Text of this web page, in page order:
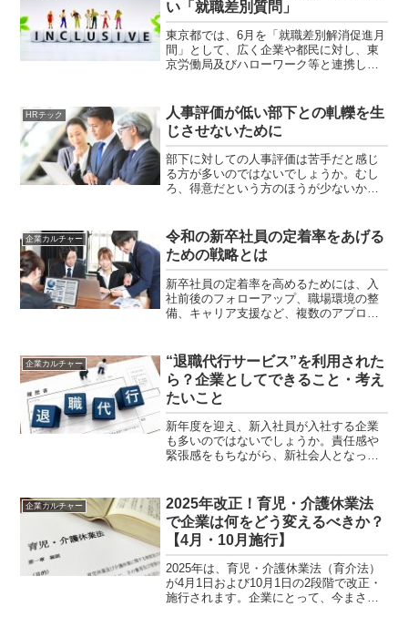
い「就職差別質問」
東京都では、6月を「就職差別解消促進月
間」として、広く企業や都民に対し、東
京労働局及びハローワーク等と連携して
人的な属性に基づいて行われる、就職活
動における不適切な質問の...
HRテック
人事評価が低い部下との軋轢を生
じさせないために
部下に対しての人事評価は苦手だと感じ
る方が多いのではないでしょうか。むし
ろ、得意だという方のほうが少ないかも
確かつ公平な評価を下すのは難しい・部
下との関係が悪化への恐れ・適...
企業カルチャー
令和の新卒社員の定着率をあげる
ための戦略とは
新卒社員の定着率を高めるためには、入
社前後のフォローアップ、職場環境の整
備、キャリア支援など、複数のアプロー
オンボーディング新入社員が会社に入社
後に、意欲を持って仕...
企業カルチャー
“退職代行サービス”を利用された
ら？企業としてできること・考え
たいこと
新年度を迎え、新入社員が入社する企業
も多いのではないでしょうか。責任感や
緊張感をもちながら、新社会人となった
よく退職代行利用のニュースが取り上げ
られています。利用者は、...
企業カルチャー
2025年改正！育児・介護休業法
で企業は何をどう変えるべきか？
【4月・10月施行】
2025年は、育児・介護休業法（育介法）
が4月1日および10月1日の2段階で改正・
施行されます。企業にとって、今まさに